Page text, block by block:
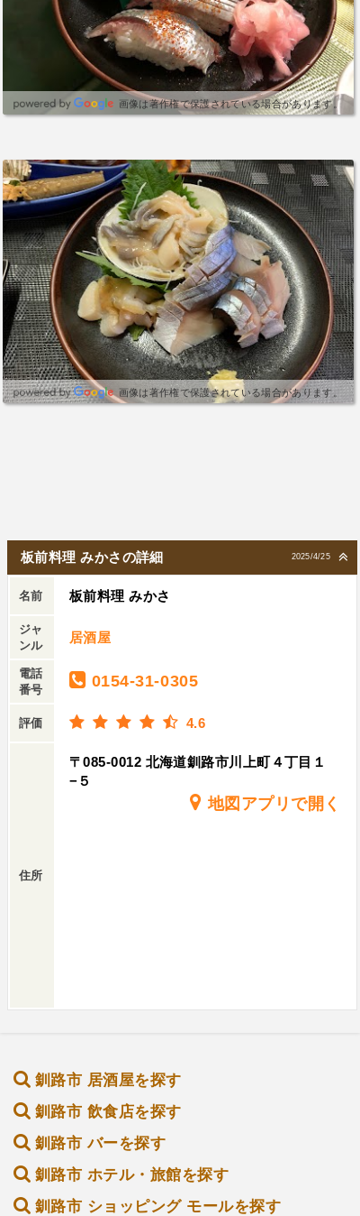
画像は著作権で保護されている場合があります。
画像は著作権で保護されている場合があります。
2025/4/25
板前料理 みかさの詳細
名前 板前料理 みかさ
ジャ
ンル
居酒屋
電話
番号
0154-31-0305
評価 4.6
住所
〒085-0012 北海道釧路市川上町４丁目１
−５
地図アプリで開く
釧路市 居酒屋を探す
釧路市 飲食店を探す
釧路市 バーを探す
釧路市 ホテル・旅館を探す
釧路市 ショッピング モールを探す